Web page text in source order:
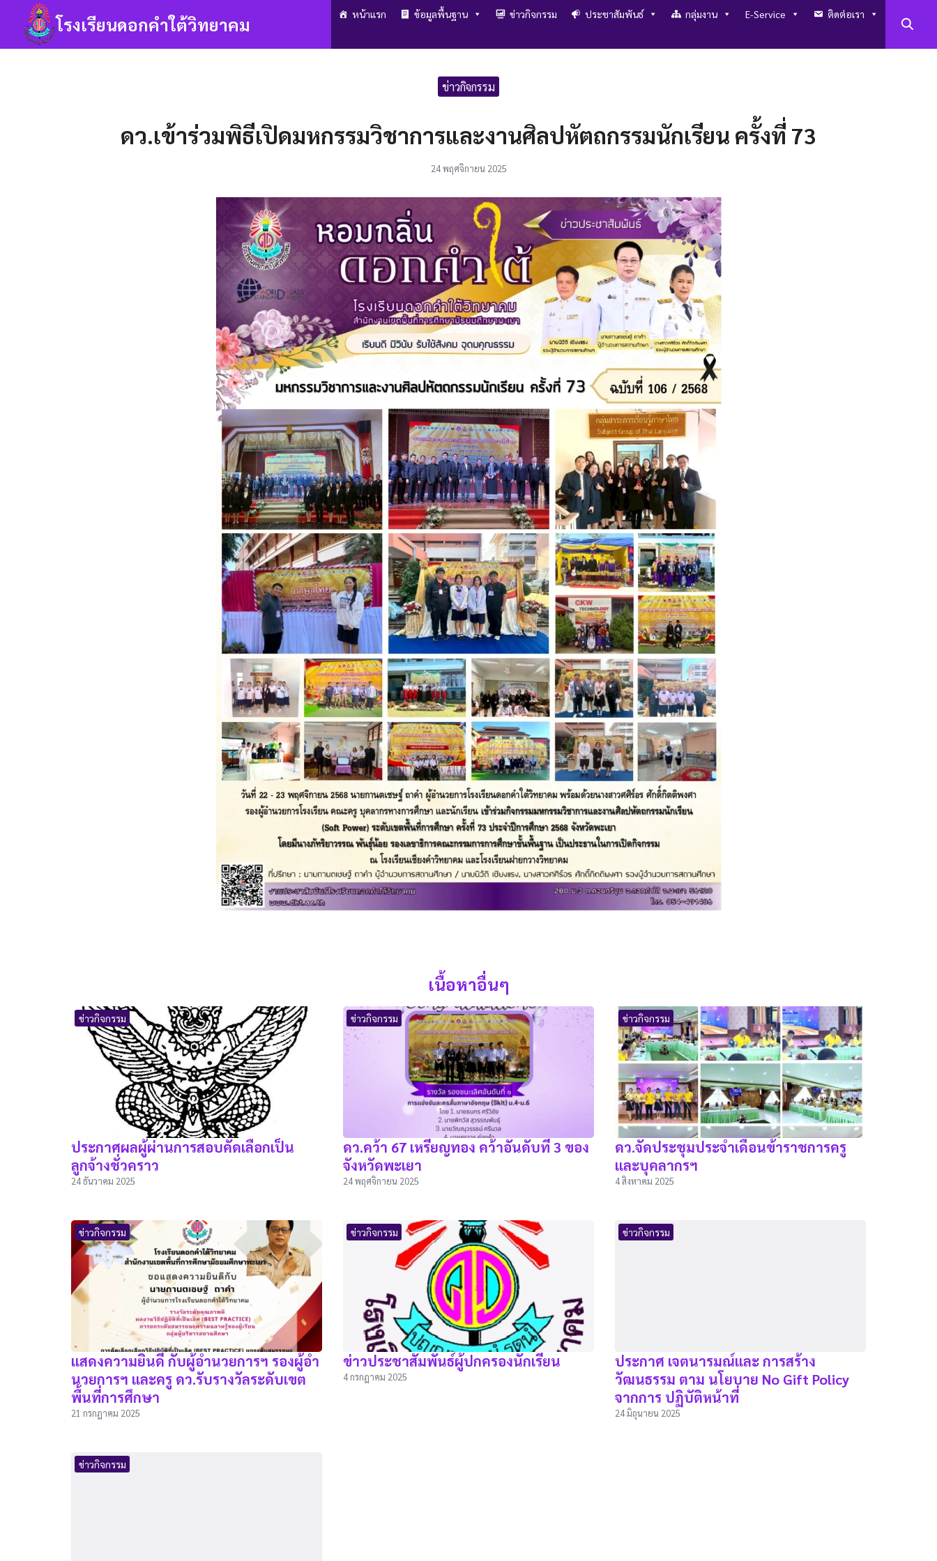
content
โรงเรียนดอกคำใต้วิทยาคม หน้าแรก ข้อมูลพื้นฐาน ข่าวกิจกรรม ประชาสัมพันธ์ กลุ่มงาน E-Service ติดต่อเรา
ข่าวกิจกรรม
ดว.เข้าร่วมพิธีเปิดมหกรรมวิชาการและงานศิลปหัตถกรรมนักเรียน ครั้งที่ 73
24 พฤศจิกายน 2025
เนื้อหาอื่นๆ
ข่าวกิจกรรม
ประกาศผลผู้ผ่านการสอบคัดเลือกเป็น
ลูกจ้างชั่วคราว
24 ธันวาคม 2025
ข่าวกิจกรรม
ดว.คว้า 67 เหรียญทอง คว้าอันดับที่ 3 ของ
จังหวัดพะเยา
24 พฤศจิกายน 2025
ข่าวกิจกรรม
ดว.จัดประชุมประจำเดือนข้าราชการครู
และบุคลากรฯ
4 สิงหาคม 2025
ข่าวกิจกรรม
แสดงความยินดี กับผู้อำนวยการฯ รองผู้อำ
นวยการฯ และครู ดว.รับรางวัลระดับเขต
พื้นที่การศึกษา
21 กรกฎาคม 2025
ข่าวกิจกรรม
ข่าวประชาสัมพันธ์ผู้ปกครองนักเรียน
4 กรกฎาคม 2025
ข่าวกิจกรรม
ประกาศ เจตนารมณ์และ การสร้าง
วัฒนธรรม ตาม นโยบาย No Gift Policy
จากการ ปฏิบัติหน้าที่
24 มิถุนายน 2025
ข่าวกิจกรรม